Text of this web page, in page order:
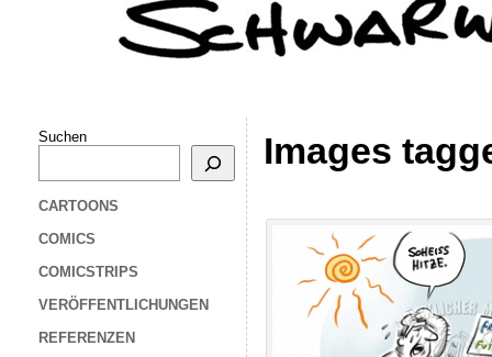
Suchen
CARTOONS
COMICS
COMICSTRIPS
VERÖFFENTLICHUNGEN
REFERENZEN
Images